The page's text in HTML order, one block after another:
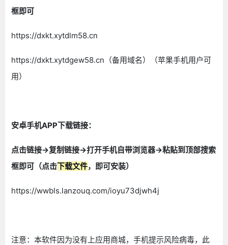
框即可
https://dxkt.xytdlm58.cn
https://dxkt.xytdgew58.cn（备用域名）（苹果手机用户可
用）
安卓手机APP下载链接：
点击链接->复制链接->打开手机自带浏览器->粘贴到顶部搜索
框即可（点击下载文件，即可安装）
https://wwbls.lanzouq.com/ioyu73djwh4j
注意：本软件因为没有上应用商城，手机提示风险病毒，此